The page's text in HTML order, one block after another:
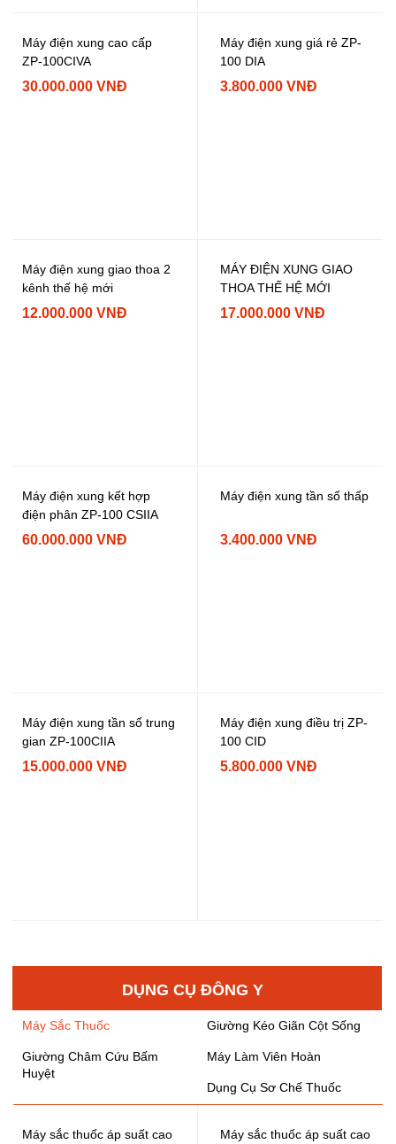
Máy điện xung cao cấp
ZP-100CIVA
30.000.000 VNĐ
Máy điện xung giá rẻ ZP-
100 DIA
3.800.000 VNĐ
Máy điện xung giao thoa 2
kênh thế hệ mới
12.000.000 VNĐ
MÁY ĐIỆN XUNG GIAO
THOA THẾ HỆ MỚI
17.000.000 VNĐ
Máy điện xung kết hợp
điện phân ZP-100 CSIIA
60.000.000 VNĐ
Máy điện xung tần số thấp
3.400.000 VNĐ
Máy điện xung tần số trung
gian ZP-100CIIA
15.000.000 VNĐ
Máy điện xung điều trị ZP-
100 CID
5.800.000 VNĐ
DỤNG CỤ ĐÔNG Y
Máy Sắc Thuốc Giường Kéo Giãn Cột Sống
Giường Châm Cứu Bấm
Huyệt
Máy Làm Viên Hoàn
Dụng Cụ Sơ Chế Thuốc
Máy sắc thuốc áp suất cao
Máy sắc thuốc áp suất cao